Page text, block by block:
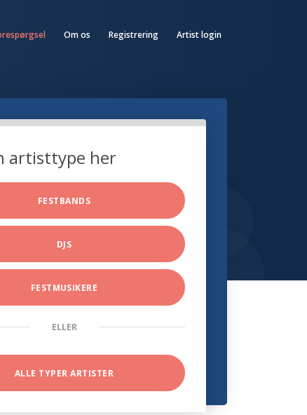
Om os Registrering Artist login
artisttype her
FESTBANDS
DJS
FESTMUSIKERE
ELLER
ALLE TYPER ARTISTER